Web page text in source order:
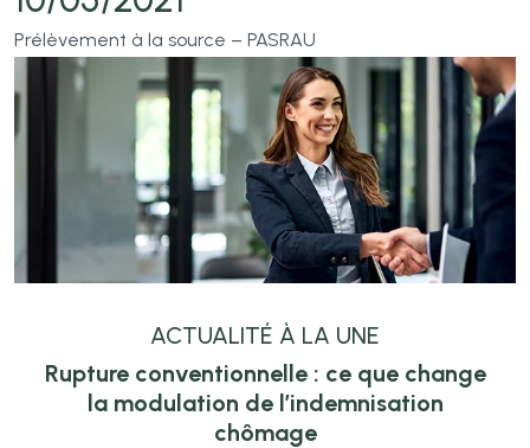
Prélèvement à la source – PASRAU
ACTUALITÉ À LA UNE
Rupture conventionnelle : ce que change
la modulation de l’indemnisation
chômage